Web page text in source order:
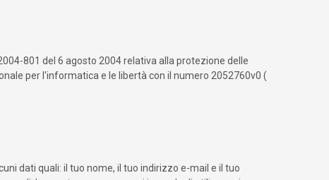
801 del 6 agosto 2004 relativa alla protezione delle
per l'informatica e le libertà con il numero 2052760v0 (
dati quali: il tuo nome, il tuo indirizzo e-mail e il tuo